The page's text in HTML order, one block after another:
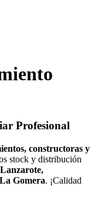
Profesional
constructoras y
stock y distribución
Gomera. ¡Calidad